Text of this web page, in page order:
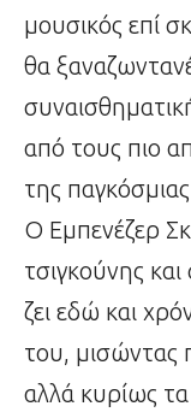
μουσικός επί
θα
από τους πιο
της
Ο Εμπενέζερ
τσιγκούνης
ζει εδώ και
του,
αλλά κυρίως